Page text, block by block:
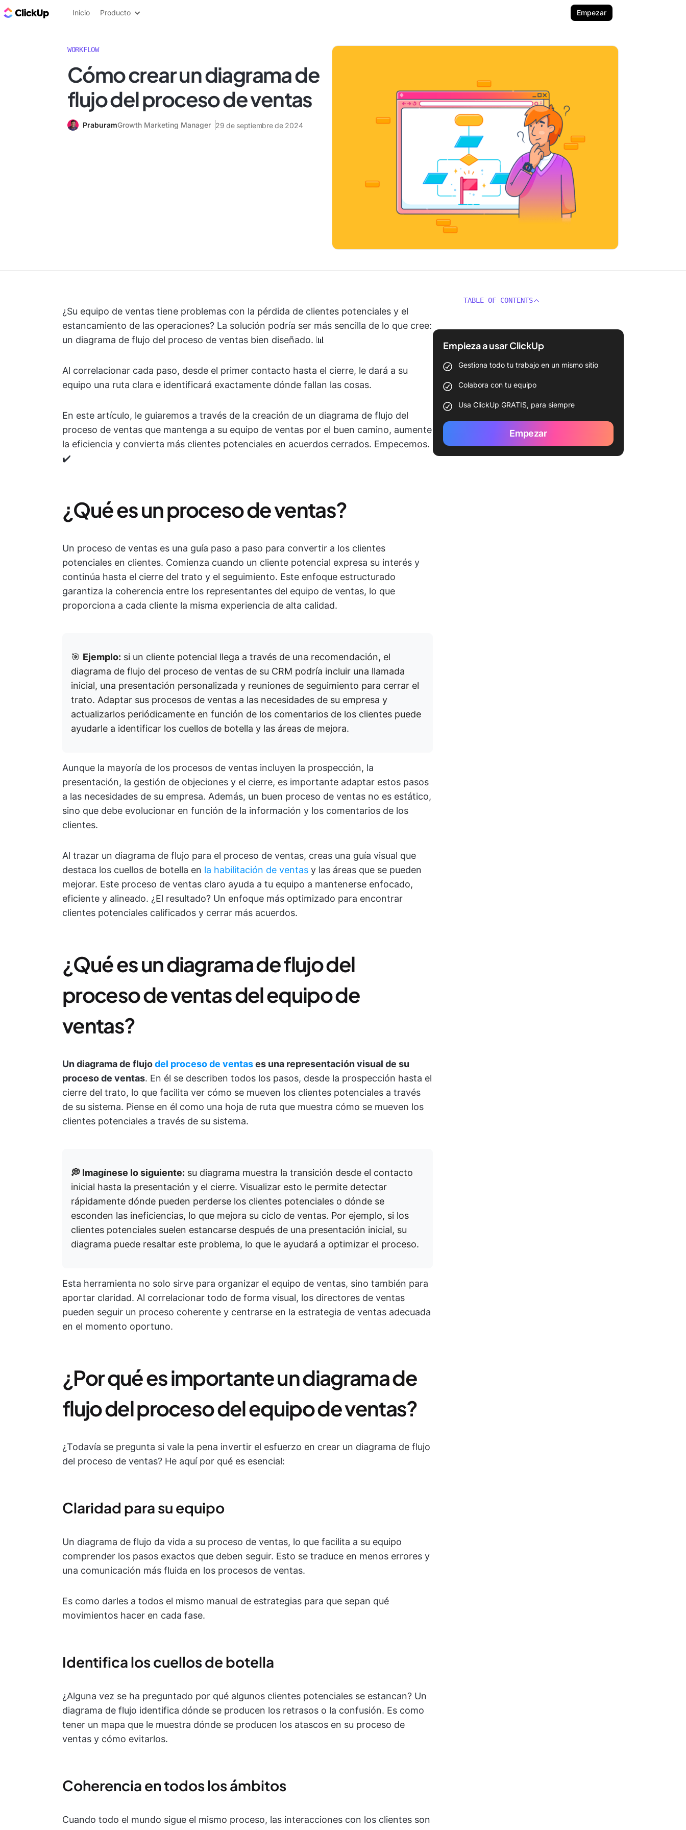
ClickUp Blog
Inicio Producto Empezar
WORKFLOW
Cómo crear un diagrama de
flujo del proceso de ventas
PraburamGrowth Marketing Manager 29 de septiembre de 2024
¿Su equipo de ventas tiene problemas con la pérdida de clientes potenciales y el
estancamiento de las operaciones? La solución podría ser más sencilla de lo que cree:
un diagrama de flujo del proceso de ventas bien diseñado. 📊
Al correlacionar cada paso, desde el primer contacto hasta el cierre, le dará a su
equipo una ruta clara e identificará exactamente dónde fallan las cosas.
En este artículo, le guiaremos a través de la creación de un diagrama de flujo del
proceso de ventas que mantenga a su equipo de ventas por el buen camino, aumente
la eficiencia y convierta más clientes potenciales en acuerdos cerrados. Empecemos.
✔️
¿Qué es un proceso de ventas?
Un proceso de ventas es una guía paso a paso para convertir a los clientes
potenciales en clientes. Comienza cuando un cliente potencial expresa su interés y
continúa hasta el cierre del trato y el seguimiento. Este enfoque estructurado
garantiza la coherencia entre los representantes del equipo de ventas, lo que
proporciona a cada cliente la misma experiencia de alta calidad.
🎯 Ejemplo: si un cliente potencial llega a través de una recomendación, el
diagrama de flujo del proceso de ventas de su CRM podría incluir una llamada
inicial, una presentación personalizada y reuniones de seguimiento para cerrar el
trato. Adaptar sus procesos de ventas a las necesidades de su empresa y
actualizarlos periódicamente en función de los comentarios de los clientes puede
ayudarle a identificar los cuellos de botella y las áreas de mejora.
Aunque la mayoría de los procesos de ventas incluyen la prospección, la
presentación, la gestión de objeciones y el cierre, es importante adaptar estos pasos
a las necesidades de su empresa. Además, un buen proceso de ventas no es estático,
sino que debe evolucionar en función de la información y los comentarios de los
clientes.
Al trazar un diagrama de flujo para el proceso de ventas, creas una guía visual que
destaca los cuellos de botella en la habilitación de ventas y las áreas que se pueden
mejorar. Este proceso de ventas claro ayuda a tu equipo a mantenerse enfocado,
eficiente y alineado. ¿El resultado? Un enfoque más optimizado para encontrar
clientes potenciales calificados y cerrar más acuerdos.
¿Qué es un diagrama de flujo del
proceso de ventas del equipo de
ventas?
Un diagrama de flujodel proceso de ventases una representación visual de su
proceso de ventas. En él se describen todos los pasos, desde la prospección hasta el
cierre del trato, lo que facilita ver cómo se mueven los clientes potenciales a través
de su sistema. Piense en él como una hoja de ruta que muestra cómo se mueven los
clientes potenciales a través de su sistema.
💭 Imagínese lo siguiente: su diagrama muestra la transición desde el contacto
inicial hasta la presentación y el cierre. Visualizar esto le permite detectar
rápidamente dónde pueden perderse los clientes potenciales o dónde se
esconden las ineficiencias, lo que mejora su ciclo de ventas. Por ejemplo, si los
clientes potenciales suelen estancarse después de una presentación inicial, su
diagrama puede resaltar este problema, lo que le ayudará a optimizar el proceso.
Esta herramienta no solo sirve para organizar el equipo de ventas, sino también para
aportar claridad. Al correlacionar todo de forma visual, los directores de ventas
pueden seguir un proceso coherente y centrarse en la estrategia de ventas adecuada
en el momento oportuno.
¿Por qué es importante un diagrama de
flujo del proceso del equipo de ventas?
¿Todavía se pregunta si vale la pena invertir el esfuerzo en crear un diagrama de flujo
del proceso de ventas? He aquí por qué es esencial:
Claridad para su equipo
Un diagrama de flujo da vida a su proceso de ventas, lo que facilita a su equipo
comprender los pasos exactos que deben seguir. Esto se traduce en menos errores y
una comunicación más fluida en los procesos de ventas.
Es como darles a todos el mismo manual de estrategias para que sepan qué
movimientos hacer en cada fase.
Identifica los cuellos de botella
¿Alguna vez se ha preguntado por qué algunos clientes potenciales se estancan? Un
diagrama de flujo identifica dónde se producen los retrasos o la confusión. Es como
tener un mapa que le muestra dónde se producen los atascos en su proceso de
ventas y cómo evitarlos.
Coherencia en todos los ámbitos
Cuando todo el mundo sigue el mismo proceso, las interacciones con los clientes son
TABLE OF CONTENTS
Empieza a usar ClickUp
Gestiona todo tu trabajo en un mismo sitio
Colabora con tu equipo
Usa ClickUp GRATIS, para siempre
Empezar